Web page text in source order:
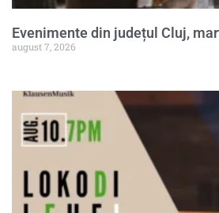
Evenimente din județul Cluj,
august 7, 2026